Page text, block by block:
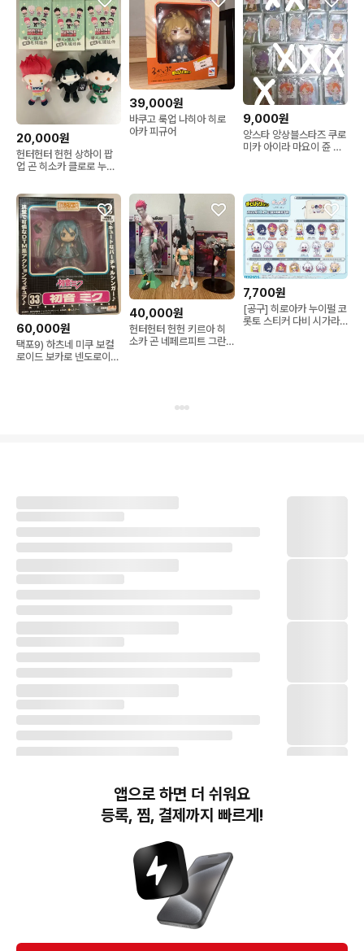
20,000원
헌터헌터 헌헌 상하이 팝
업 곤 히소카 클로로 누이
39,000원
바쿠고 룩업 나히아 히로
아카 피규어
9,000원
앙스타 앙상블스타즈 쿠로
미카 아이라 마요이 쥰 카
60,000원
택포9) 하츠네 미쿠 보컬
로이드 보카로 넨도로이드
40,000원
헌터헌터 헌헌 키르아 히
소카 곤 네페르피트 그란
7,700원
[공구] 히로아카 누이펄 코
롯토 스티커 다비 시가라
번개장터(주) 사업자정보, 이용약관 및 기타 법적고지
번개장터㈜는 통신판매중개자이며, 통신판매의 당사자가 아닙니다. 전자상거래 등에서의
소비자보호에 관한 법률 등 관련 법령 및 번개장터㈜의 약관에 따라 상품, 상품정보, 거래에 관한 책임은
개별 판매자에게 귀속하고, 번개장터㈜는 원칙적으로 회원간 거래에 대하여 책임을 지지 않습니다.
다만, 번개장터㈜가 직접 판매하는 상품에 대한 책임은 번개장터㈜에게 귀속합니다.
앱으로 하면 더 쉬워요
등록, 찜, 결제까지 빠르게!